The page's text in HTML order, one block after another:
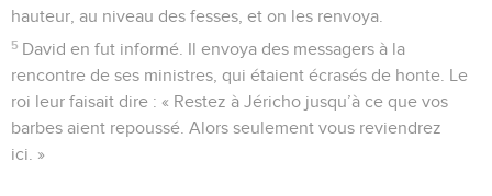
hauteur, au niveau des fesses, et on les renvoya.
5 David en fut informé. Il envoya des messagers à la
rencontre de ses ministres, qui étaient écrasés de honte. Le
roi leur faisait dire : « Restez à Jéricho jusqu’à ce que vos
barbes aient repoussé. Alors seulement vous reviendrez
ici. »